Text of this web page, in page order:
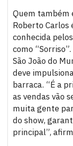
Quem também
Roberto Carlos
conhecida
como
São João do
deve
barraca. “É a
as vendas vão
muita gente
do show,
principal”,